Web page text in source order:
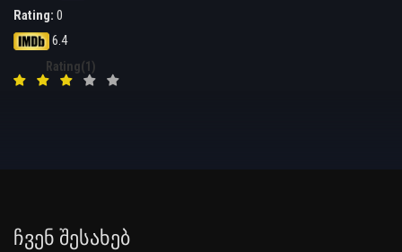
Rating: 0
6.4
Rating(1)
Ჩვენ Შესახებ